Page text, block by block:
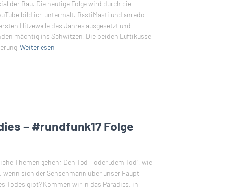
der Bau. Die heutige Folge wird durch die
bildlich untermalt. BastiMasti und anredo
Hitzewelle des Jahres ausgesetzt und
mächtig ins Schwitzen. Die beiden Luftikusse
Weiterlesen
– #rundfunk17 Folge
Themen gehen: Den Tod – oder „dem Tod“, wie
sich der Sensenmann über unser Haupt
Todes gibt? Kommen wir in das Paradies, in